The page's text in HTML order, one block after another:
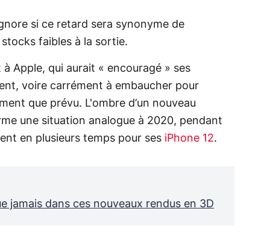
si ce retard sera synonyme de
faibles à la sortie.
Apple, qui aurait « encouragé » ses
voire carrément à embaucher pour
que prévu. L'ombre d’un nouveau
une situation analogue à 2020, pendant
en plusieurs temps pour ses iPhone 12.
jamais dans ces nouveaux rendus en 3D